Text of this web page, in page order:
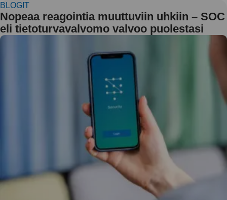
BLOGIT
Nopeaa reagointia muuttuviin uhkiin – SOC
eli tietoturvavalvomo valvoo puolestasi